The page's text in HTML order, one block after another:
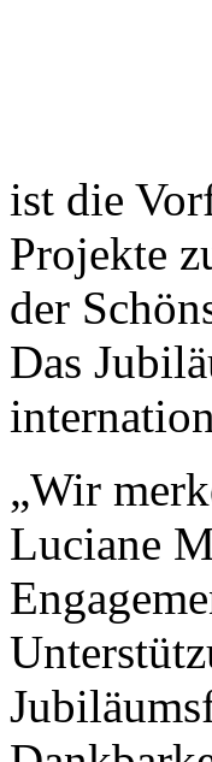
ist die
Projekte
der
Das
„Wir
Luciane